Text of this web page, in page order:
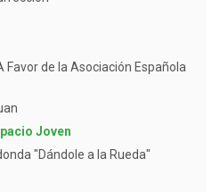
Favor de la Asociación Española
Joven
"Dándole a la Rueda"